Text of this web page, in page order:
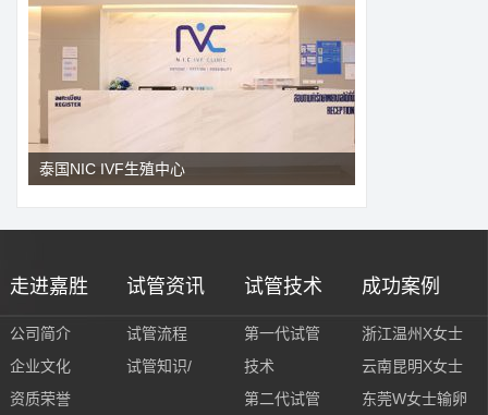
泰国NIC IVF生殖中心
走进嘉胜
公司简介
企业文化
资质荣誉
试管资讯
试管流程
试管知识/
试管技术
第一代试管
技术
第二代试管
成功案例
浙江温州X女士
云南昆明X女士
东莞W女士输卵